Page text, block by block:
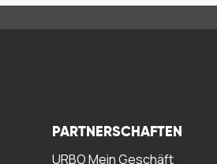
PARTNERSCHAFTEN
URBO Mein Geschäft